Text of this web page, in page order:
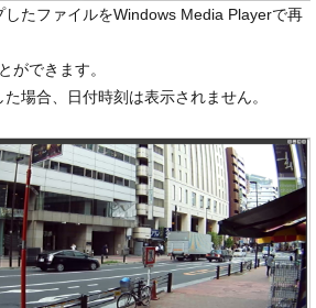
たファイルをWindows Media Playerで再
ができます。
場合、日付時刻は表示されません。